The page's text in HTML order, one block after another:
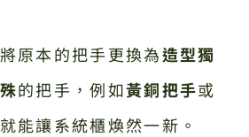
將原本的把手更換為造型獨
的把手，例如黃銅把手或
就能讓系統櫃煥然一新。